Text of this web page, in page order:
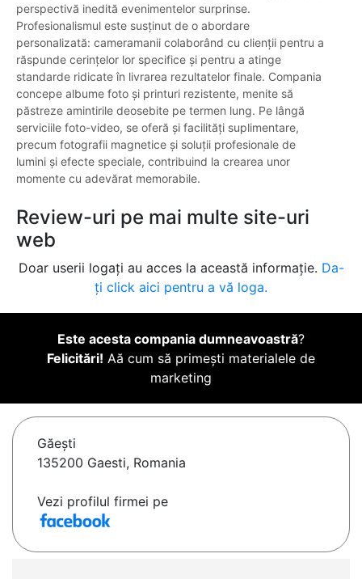
perspectivă inedită evenimentelor surprinse.
Profesionalismul este susținut de o abordare
personalizată: cameramanii colaborând cu clienții pentru a
răspunde cerințelor lor specifice și pentru a atinge
standarde ridicate în livrarea rezultatelor finale. Compania
concepe albume foto și printuri rezistente, menite să
păstreze amintirile deosebite pe termen lung. Pe lângă
serviciile foto-video, se oferă și facilități suplimentare,
precum fotografii magnetice și soluții profesionale de
lumini și efecte speciale, contribuind la crearea unor
momente cu adevărat memorabile.
Review-uri pe mai multe site-uri
web
Doar userii logați au acces la această informație. Da-
ți click aici pentru a vă loga.
Este acesta compania dumneavoastră?
Felicitări! Aă cum să primești materialele de
marketing
Găeşti
135200 Gaesti, Romania
Vezi profilul firmei pe